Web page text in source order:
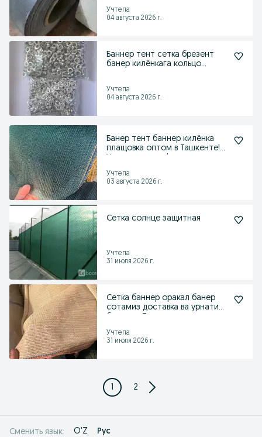
Учтепа
04 августа 2026 г.
Баннер тент сетка брезент
банер килёнкага кольцо
Учтепа
04 августа 2026 г.
Банер тент баннер килёнка
плащовка оптом в Ташкенте!
Учтепа
03 августа 2026 г.
Сетка солнце защитная
Учтепа
31 июля 2026 г.
Сетка баннер оракал банер
сотамиз доставка ва урнатиб
Учтепа
31 июля 2026 г.
1 2
Сменить язык: O'Z Рус